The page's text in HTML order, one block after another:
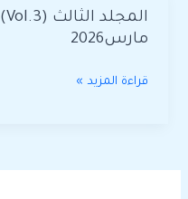
مارس2026
المجلد
الثالث
-العدد
مارس2026
قراءة المزيد »